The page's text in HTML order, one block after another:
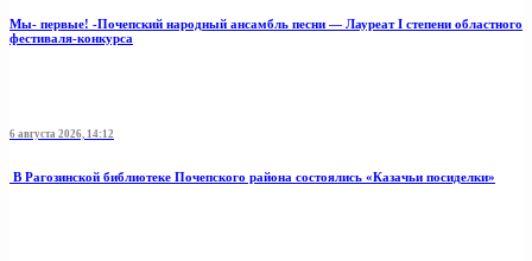
Мы- первые! -Почепский народный ансамбль песни — Лауреат I степени областного
фестиваля-конкурса
6 августа 2026, 14:12
В Рагозинской библиотеке Почепского района состоялись «Казачьи посиделки»